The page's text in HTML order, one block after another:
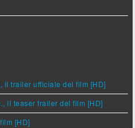
il trailer ufficiale del film [HD]
il teaser trailer del film [HD]
[HD]